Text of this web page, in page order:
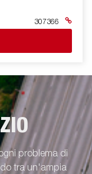
307366
problema di
tra un'ampia